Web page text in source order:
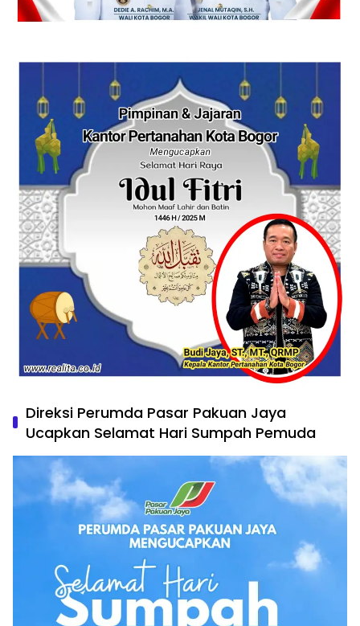
Direksi Perumda Pasar Pakuan Jaya
Ucapkan Selamat Hari Sumpah Pemuda